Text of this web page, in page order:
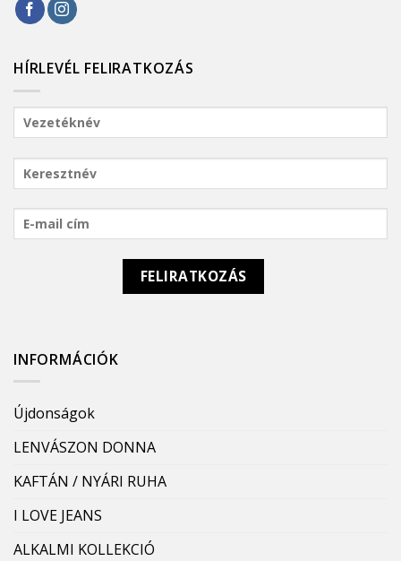
HÍRLEVÉL FELIRATKOZÁS
INFORMÁCIÓK
Újdonságok
LENVÁSZON DONNA
KAFTÁN / NYÁRI RUHA
I LOVE JEANS
ALKALMI KOLLEKCIÓ